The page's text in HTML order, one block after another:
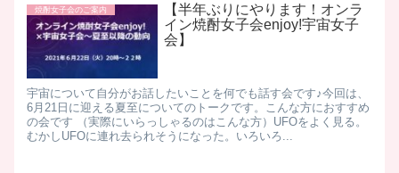
焼酎女子会のご案内
【半年ぶりにやります！オンラ
イン焼酎女子会enjoy!宇宙女子
会】
宇宙について自分がお話したいことを何でも話す会です♪今回は、
6月21日に迎える夏至についてのトークです。こんな方におすすめ
の会です （実際にいらっしゃるのはこんな方）UFOをよく見る。
むかしUFOに連れ去られそうになった。いろいろ...